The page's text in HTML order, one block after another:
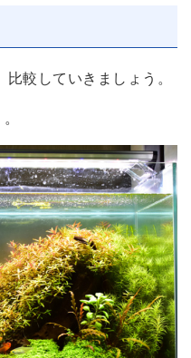
較していきましょう。